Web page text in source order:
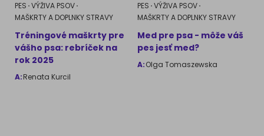
PES VÝŽIVA PSOV
MAŠKRTY A DOPLNKY STRAVY
Tréningové maškrty pre
vášho psa: rebríček na
rok 2025
A:Renata Kurcil
PES VÝŽIVA PSOV
MAŠKRTY A DOPLNKY STRAVY
Med pre psa - môže váš
pes jesť med?
A:Olga Tomaszewska